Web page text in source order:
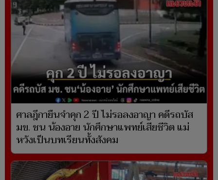
ศาลฎีกายืนจำคุก 2 ปี ไม่รอลงอาญา คดีรถบัส
มข. ชน น้องอาย นักศึกษาแพทย์เสียชีวิต แม่
หวังเป็นบทเรียนทั้งสังคม